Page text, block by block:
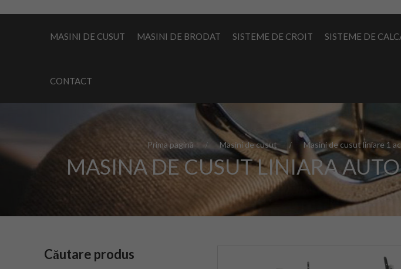
MASINI DE CUSUT MASINI DE BRODAT SISTEME DE CROIT SISTEME DE
CONTACT
Prima pagină Masini de cusut Masini de cusut liniare 1 ac
MASINA DE CUSUT LINIARA
Căutare produs